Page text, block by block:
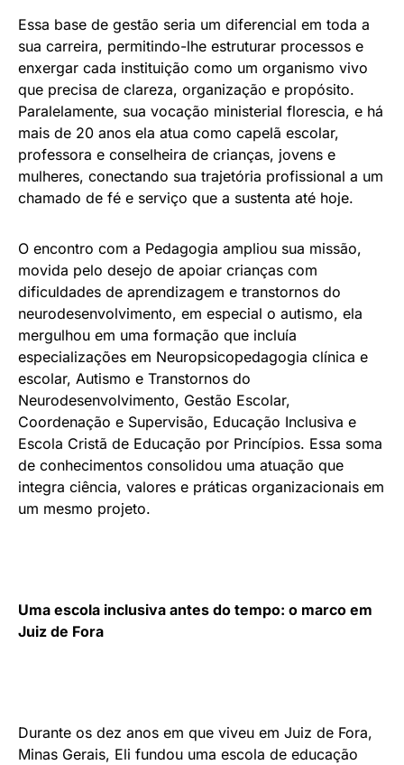
Essa base de gestão seria um diferencial em toda a
sua carreira, permitindo-lhe estruturar processos e
enxergar cada instituição como um organismo vivo
que precisa de clareza, organização e propósito.
Paralelamente, sua vocação ministerial florescia, e há
mais de 20 anos ela atua como capelã escolar,
professora e conselheira de crianças, jovens e
mulheres, conectando sua trajetória profissional a um
chamado de fé e serviço que a sustenta até hoje.
O encontro com a Pedagogia ampliou sua missão,
movida pelo desejo de apoiar crianças com
dificuldades de aprendizagem e transtornos do
neurodesenvolvimento, em especial o autismo, ela
mergulhou em uma formação que incluía
especializações em Neuropsicopedagogia clínica e
escolar, Autismo e Transtornos do
Neurodesenvolvimento, Gestão Escolar,
Coordenação e Supervisão, Educação Inclusiva e
Escola Cristã de Educação por Princípios. Essa soma
de conhecimentos consolidou uma atuação que
integra ciência, valores e práticas organizacionais em
um mesmo projeto.
Uma escola inclusiva antes do tempo: o marco em
Juiz de Fora
Durante os dez anos em que viveu em Juiz de Fora,
Minas Gerais, Eli fundou uma escola de educação